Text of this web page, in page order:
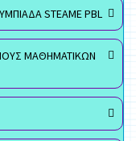
STEAME PBL
ΜΑΘΗΜΑΤΙΚΩΝ